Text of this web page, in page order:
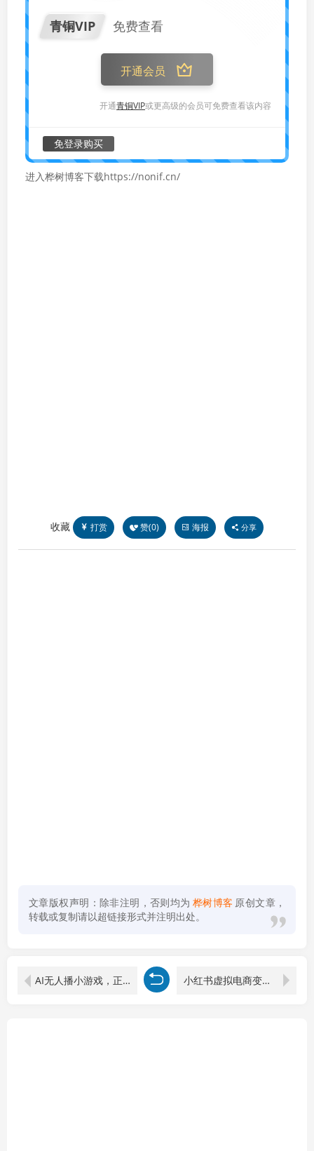
青铜VIP 免费查看
开通会员
开通青铜VIP或更高级的会员可免费查看该内容
免登录购买
进入桦树博客下载https://nonif.cn/
收藏 打赏 赞(0) 海报 分享
文章版权声明：除非注明，否则均为 桦树博客 原创文章，
转载或复制请以超链接形式并注明出处。
AI无人播小游戏，正规授权不违规 不封号，单日平均收益130左右 小红书虚拟电商变现课，AI蓝海选品，爆款笔记创作，矩阵运营，高利润玩法